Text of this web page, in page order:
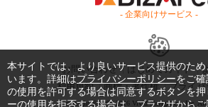
- 企業向けサービス -
お問い合わせ はじめてガイド
利用規約
商標・著作権 プライバ
Copyright © 1999-2026 Vivid Navigation, Inc. All
本サイトでは、より良いサービス提供のた
います。詳細はプライバシーポリシーをご
の使用を許可する場合は同意するボタンを
ーの使用を拒否する場合は、ブラウザからご